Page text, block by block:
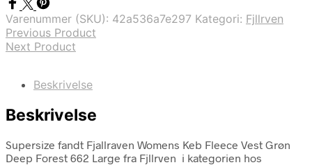
Varenummer (SKU): 42a536a7e297 Kategori: Fjllrven
Previous Product
Next Product
Beskrivelse
Beskrivelse
Supersize fandt Fjallraven Womens Keb Fleece Vest Grøn
Deep Forest 662 Large fra Fjllrven i kategorien hos